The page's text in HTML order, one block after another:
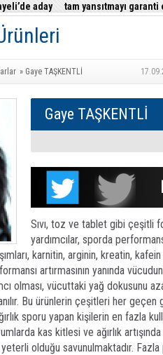
aday
tam yansıtmayı
» Gaye TAŞKENTLİ
Gaye TAŞKENTLİ
Sıvı, toz ve tablet gibi çeşitli
yardımcılar, sporda
karnitin, arginin, kreatin,
artırmasının yanında
olması, vücuttaki yağ dokusunu
Bu ürünlerin çeşitleri her
sporu yapan kişilerin en fazla
kas kitlesi ve ağırlık
olduğu savunulmaktadır.